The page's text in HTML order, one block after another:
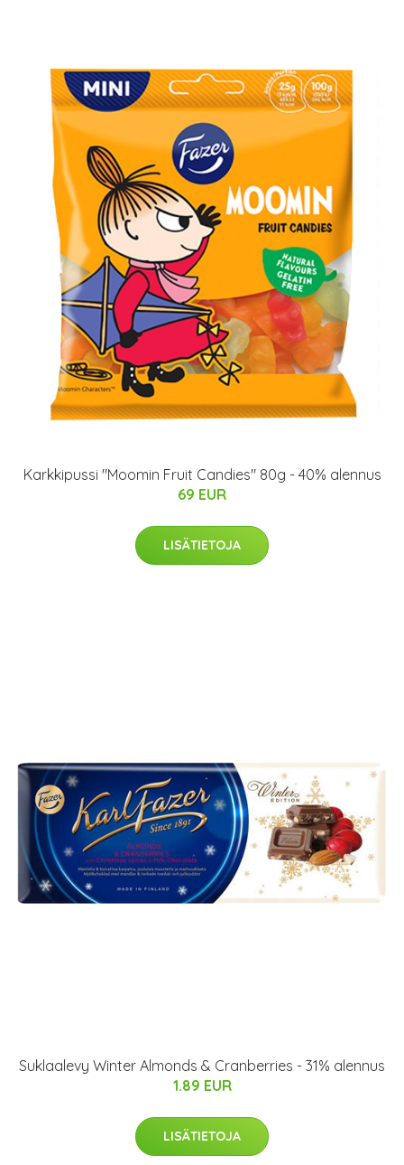
Karkkipussi "Moomin Fruit Candies" 80g - 40% alennus
69 EUR
LISÄTIETOJA
Suklaalevy Winter Almonds & Cranberries - 31% alennus
1.89 EUR
LISÄTIETOJA